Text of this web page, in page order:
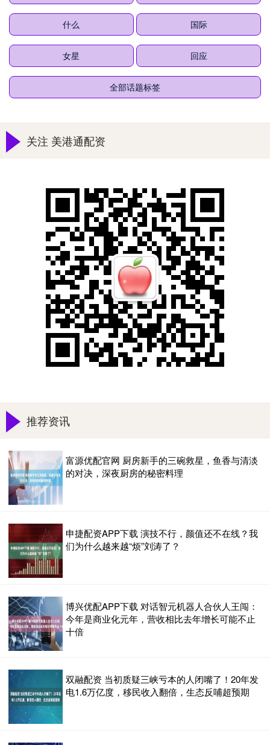
什么 国际
女星 回应
全部话题标签
关注 美港通配资
推荐资讯
富源优配官网 厨房新手的三碗救星，鱼香与清淡
的对决，深夜厨房的秘密料理
申捷配资APP下载 演技不行，颜值还不在线？我
们为什么越来越“烦”刘涛了？
博兴优配APP下载 对话智元机器人合伙人王闯：
今年是商业化元年，营收相比去年增长可能不止
十倍
双融配资 当初质疑三峡亏本的人闭嘴了！20年发
电1.6万亿度，移民收入翻倍，生态反哺超预期